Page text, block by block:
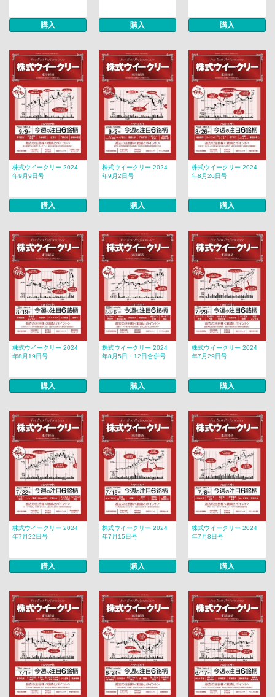
購入 購入 購入
株式ウイークリー 2024
年9月9日号
購入
株式ウイークリー 2024
年9月2日号
購入
株式ウイークリー 2024
年8月26日号
購入
株式ウイークリー 2024
年8月19日号
購入
株式ウイークリー 2024
年8月5日・12日合併号
購入
株式ウイークリー 2024
年7月29日号
購入
株式ウイークリー 2024
年7月22日号
購入
株式ウイークリー 2024
年7月15日号
購入
株式ウイークリー 2024
年7月8日号
購入